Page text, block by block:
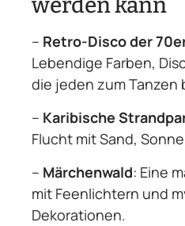
werden kann
– Retro-Disco der
Lebendige Farben,
die jeden zum Tanzen
– Karibische
Flucht mit Sand,
– Märchenwald: Eine
mit Feenlichtern und
Dekorationen.